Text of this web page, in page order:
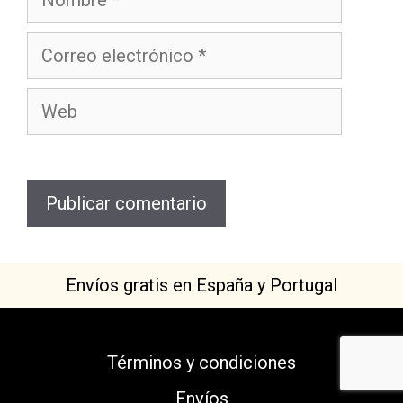
Envíos gratis en España y Portugal
Términos y condiciones
Envíos